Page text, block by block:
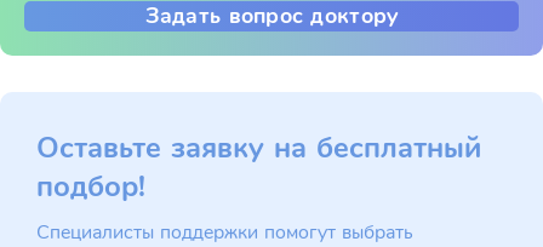
Задать вопрос доктору
Оставьте заявку на бесплатный
подбор!
Специалисты поддержки помогут выбрать